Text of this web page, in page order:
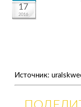
17
2016
Источник: